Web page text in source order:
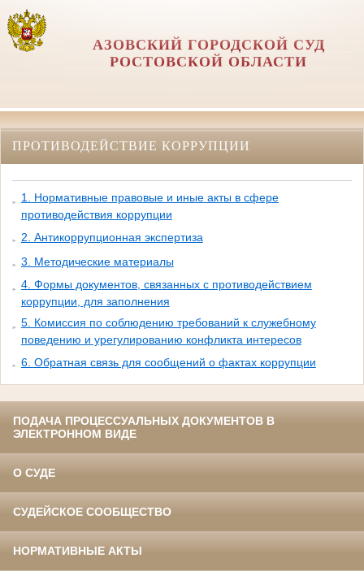
АЗОВСКИЙ ГОРОДСКОЙ СУД
РОСТОВСКОЙ ОБЛАСТИ
ПРОТИВОДЕЙСТВИЕ КОРРУПЦИИ
1. Нормативные правовые и иные акты в сфере
противодействия коррупции
2. Антикоррупционная экспертиза
3. Методические материалы
4. Формы документов, связанных с противодействием
коррупции, для заполнения
5. Комиссия по соблюдению требований к служебному
поведению и урегулированию конфликта интересов
6. Обратная связь для сообщений о фактах коррупции
ПОДАЧА ПРОЦЕССУАЛЬНЫХ ДОКУМЕНТОВ В
ЭЛЕКТРОННОМ ВИДЕ
О СУДЕ
СУДЕЙСКОЕ СООБЩЕСТВО
НОРМАТИВНЫЕ АКТЫ